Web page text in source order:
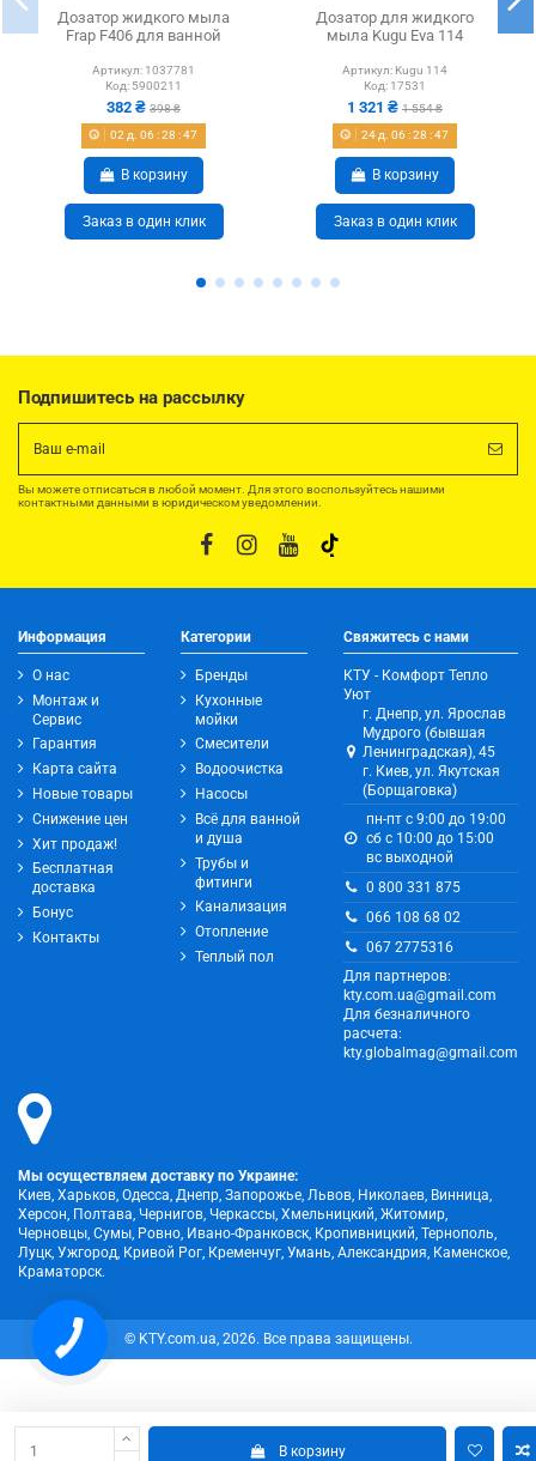
В корзину
Дозатор жидкого мыла
Frap F406 для ванной
Артикул: 1037781
Код: 5900211
382 ₴ 398 ₴
02 д. 06 :28 :47
В корзину
Заказ в один клик
Дозатор для жидкого
мыла Kugu Eva 114
Артикул: Kugu 114
Код: 17531
1 321 ₴ 1 554 ₴
24д. 06 :28 :47
В корзину
Заказ в один клик
Подпишитесь на рассылку
Вы можете отписаться в любой момент. Для этого воспользуйтесь нашими
контактными данными в юридическом уведомлении.
Информация
О нас
Монтаж и
Сервис
Гарантия
Карта сайта
Новые товары
Снижение цен
Хит продаж!
Бесплатная
доставка
Бонус
Контакты
Категории
Бренды
Кухонные
мойки
Смесители
Водоочистка
Насосы
Всё для ванной
и душа
Трубы и
фитинги
Канализация
Отопление
Теплый пол
Свяжитесь с нами
КТУ - Комфорт Тепло
Уют
г. Днепр, ул. Ярослав
Мудрого (бывшая
Ленинградская), 45
г. Киев, ул. Якутская
(Борщаговка)
пн-пт с 9:00 до 19:00
сб с 10:00 до 15:00
вс выходной
0 800 331 875
066 108 68 02
067 2775316
Для партнеров:
kty.com.ua@gmail.com
Для безналичного
расчета:
kty.globalmag@gmail.com
Мы осуществляем доставку по Украине:
Киев, Харьков, Одесса, Днепр, Запорожье, Львов, Николаев, Винница,
Херсон, Полтава, Чернигов, Черкассы, Хмельницкий, Житомир,
Черновцы, Сумы, Ровно, Ивано-Франковск, Кропивницкий, Тернополь,
Луцк, Ужгород, Кривой Рог, Кременчуг, Умань, Александрия, Каменское,
Краматорск.
© KTY.com.ua, 2026. Все права защищены.